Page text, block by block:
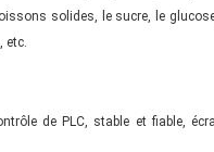
solides, le sucre, le
etc.
de PLC, stable et fiable,